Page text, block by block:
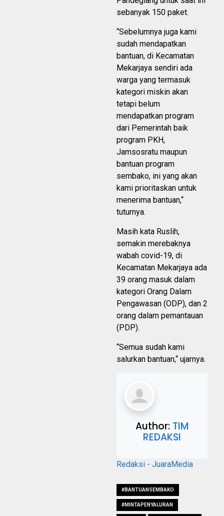
sebanyak 150 paket.
“Sebelumnya juga kami
sudah mendapatkan
bantuan, di Kecamatan
Mekarjaya sendiri ada
warga yang termasuk
kategori miskin akan
tetapi belum
mendapatkan program
dari Pemerintah baik
program PKH,
Jamsosratu maupun
bantuan program
sembako, ini yang akan
kami prioritaskan untuk
menerima bantuan,“
tuturnya.
Masih kata Ruslih,
semakin merebaknya
wabah covid-19, di
Kecamatan Mekarjaya ada
39 orang masuk dalam
kategori Orang Dalam
Pengawasan (ODP), dan 2
orang dalam pemantauan
(PDP).
“Semua sudah kami
salurkan bantuan,“ ujarnya.
Author: TIM
REDAKSI
Redaksi - JuaraMedia
#BANTUANSEMBAKO
#MINTAPENYALURAN